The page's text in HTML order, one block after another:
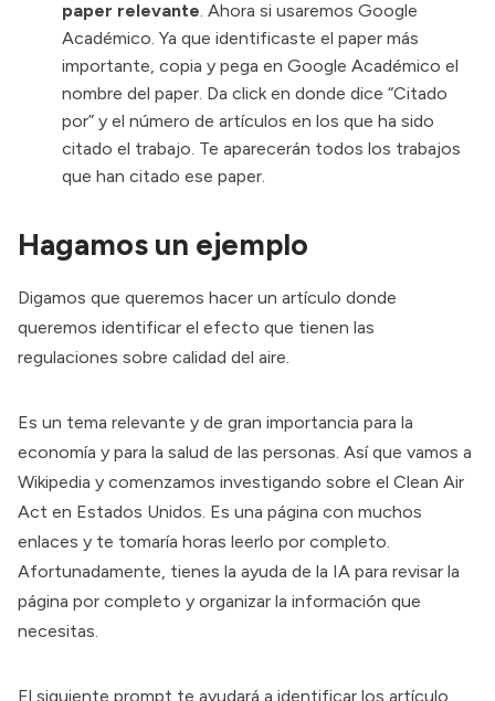
paper relevante . Ahora si usaremos Google
Académico. Ya que identificaste el paper más
importante, copia y pega en Google Académico el
nombre del paper. Da click en donde dice “Citado
por” y el número de artículos en los que ha sido
citado el trabajo. Te aparecerán todos los trabajos
que han citado ese paper.
Hagamos un ejemplo
Digamos que queremos hacer un artículo donde
queremos identificar el efecto que tienen las
regulaciones sobre calidad del aire.
Es un tema relevante y de gran importancia para la
economía y para la salud de las personas. Así que vamos a
Wikipedia y comenzamos investigando sobre el Clean Air
Act en Estados Unidos. Es una página con muchos
enlaces y te tomaría horas leerlo por completo.
Afortunadamente, tienes la ayuda de la IA para revisar la
página por completo y organizar la información que
necesitas.
El siguiente prompt te ayudará a identificar los artículo